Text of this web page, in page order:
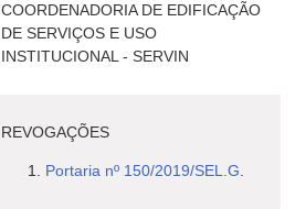
COORDENADORIA DE EDIFICAÇÃO
DE SERVIÇOS E USO
INSTITUCIONAL - SERVIN
REVOGAÇÕES
Portaria nº 150/2019/SEL.G